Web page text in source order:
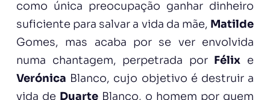
como única preocupação ganhar dinheiro
suficiente para salvar a vida da mãe, Matilde
Gomes, mas acaba por se ver envolvida
numa chantagem, perpetrada por Félix e
Verónica Blanco, cujo objetivo é destruir a
vida de DuarteBlanco, o homem por quem